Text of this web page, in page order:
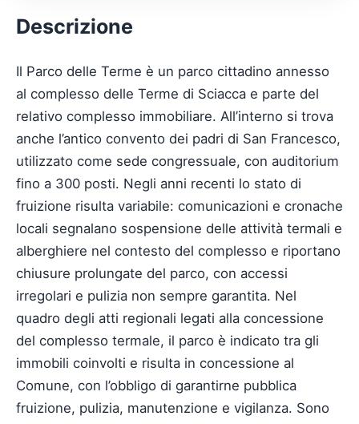
Descrizione
Il Parco delle Terme è un parco cittadino annesso
al complesso delle Terme di Sciacca e parte del
relativo complesso immobiliare. All’interno si trova
anche l’antico convento dei padri di San Francesco,
utilizzato come sede congressuale, con auditorium
fino a 300 posti. Negli anni recenti lo stato di
fruizione risulta variabile: comunicazioni e cronache
locali segnalano sospensione delle attività termali e
alberghiere nel contesto del complesso e riportano
chiusure prolungate del parco, con accessi
irregolari e pulizia non sempre garantita. Nel
quadro degli atti regionali legati alla concessione
del complesso termale, il parco è indicato tra gli
immobili coinvolti e risulta in concessione al
Comune, con l’obbligo di garantirne pubblica
fruizione, pulizia, manutenzione e vigilanza. Sono